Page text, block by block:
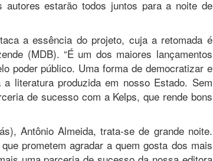
autores estarão todos juntos para a noite de
a essência do projeto, cuja a retomada é
(MDB). “É um dos maiores lançamentos
poder público. Uma forma de democratizar e
literatura produzida em nosso Estado. Sem
de sucesso com a Kelps, que rende bons
Antônio Almeida, trata-se de grande noite.
prometem agradar a quem gosta dos mais